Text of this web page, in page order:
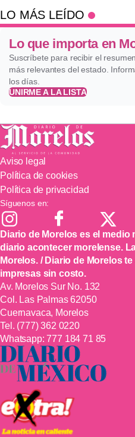
LO MÁS LEÍDO
Lo que importa en
Suscríbete para recibir el
más relevantes del estado.
los días.
UNIRME A LA LISTA
Aviso legal
Política de cookies
Política de privacidad
Síguenos en:
Diario de Morelos es el
diario acontecer morelense.
Morelos. / Diario de Morelos
impresas sin costo.
Av. Morelos Sur No. 132
Col. Las Palmas 62050
Cuernavaca, Morelos
Tel. (777) 362 0220
Whatsapp:777 184 71 85